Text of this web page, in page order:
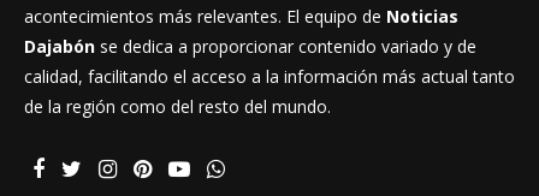
acontecimientos más relevantes. El equipo de Noticias
Dajabón se dedica a proporcionar contenido variado y de
calidad, facilitando el acceso a la información más actual tanto
de la región como del resto del mundo.